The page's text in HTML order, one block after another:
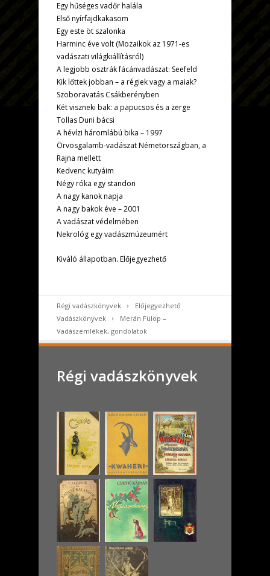
Egy hűséges vadőr halála
Első nyírfajdkakasom
Egy este öt szalonka
Harminc éve volt (Mozaikok az 1971-es
vadászati világkiállításról)
A legjobb osztrák fácánvadászat: Seefeld
Kik lőttek jobban – a régiek vagy a maiak?
Szoboravatás Csákberényben
Két viszneki bak: a papucsos és a zerge
Tollas Duni bácsi
A hévízi háromlábú bika – 1997
Örvösgalamb-vadászat Németországban, a
Rajna mellett
Kedvenc kutyáim
Négy róka egy standon
A nagy kanok napja
A nagy bakok éve – 2001
A vadászat védelmében
Nekrológ egy vadászmúzeumért
Kiváló állapotban. Előjegyezhető
Régi vadászkönyvek
Előjegyezhető
Vadászkönyvek
Merán Fülöp –
Vadászemlékek, gondolatok
Régi vadászkönyvek